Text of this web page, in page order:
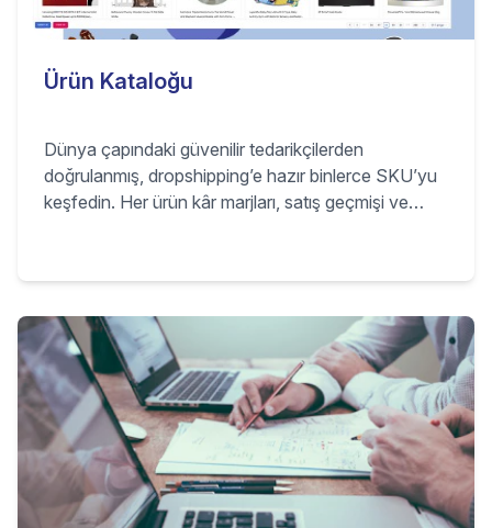
Ürün Kataloğu
Dünya çapındaki güvenilir tedarikçilerden
doğrulanmış, dropshipping’e hazır binlerce SKU’yu
keşfedin. Her ürün kâr marjları, satış geçmişi ve
kazananları seçersiniz.